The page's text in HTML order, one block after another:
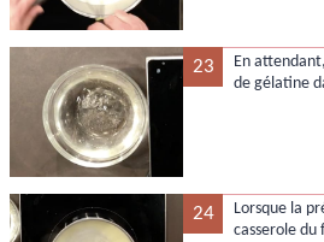
23
En
de gélatine
24
Lorsque la
casserole du